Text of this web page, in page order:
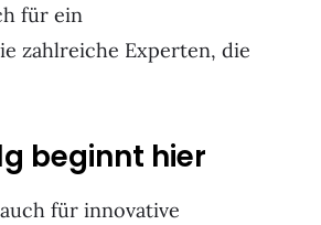
für ein
zahlreiche Experten, die
beginnt hier
für innovative